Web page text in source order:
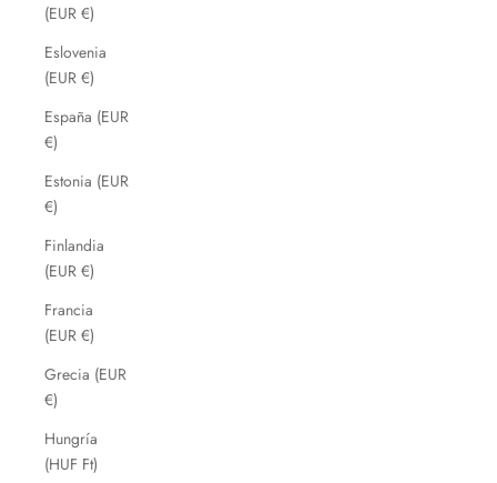
(EUR €)
Eslovenia
(EUR €)
España (EUR
€)
Estonia (EUR
€)
Finlandia
(EUR €)
Francia
(EUR €)
Grecia (EUR
€)
Hungría
(HUF Ft)